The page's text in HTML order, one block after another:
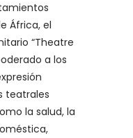
África, el
“Theatre
a los
teatrales
la salud, la